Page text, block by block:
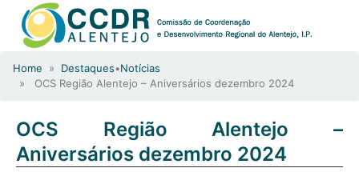
Home » Destaques•Notícias
» OCS Região Alentejo – Aniversários dezembro 2024
OCS Região Alentejo –
Aniversários dezembro 2024